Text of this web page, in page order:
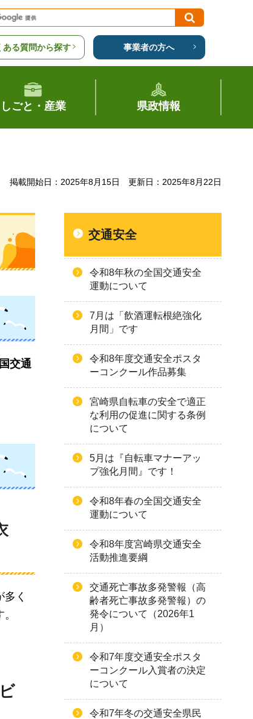
ある質問から探す 事業者の方へ
しごと・産業 県政情報
掲載開始日：2025年8月15日 更新日：2025年8月22日
交通
く
交通安全
令和8年秋の全国交通安全
運動について
7月は「飲酒運転根絶強化
月間」です
令和8年度交通安全ポスタ
ーコンクール作品募集
宮崎県自転車の安全で適正
な利用の促進に関する条例
について
5月は『自転車マナーアッ
プ強化月間』です！
令和8年春の全国交通安全
運動について
令和8年度宮崎県交通安全
活動推進要綱
交通死亡事故多発警報（高
齢者死亡事故多発警報）の
発令について（2026年1
月）
令和7年度交通安全ポスタ
ーコンクール入賞者の決定
について
令和7年冬の交通安全県民